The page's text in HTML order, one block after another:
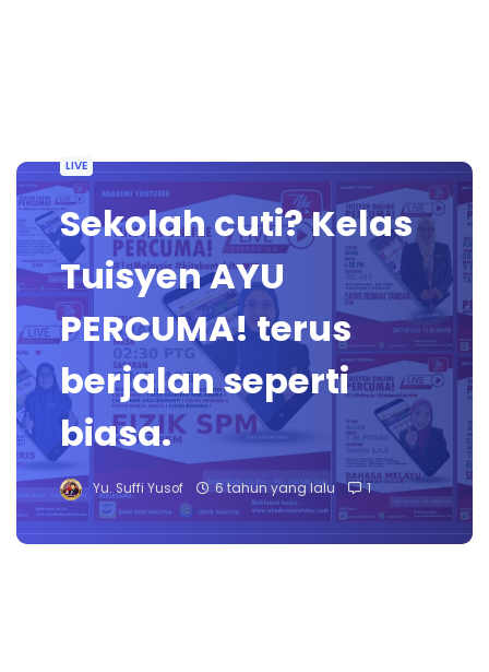
LIVE
Sekolah cuti? Kelas
Tuisyen AYU
PERCUMA! terus
berjalan seperti
biasa.
Yu. Suffi Yusof 6 tahun yang lalu 1